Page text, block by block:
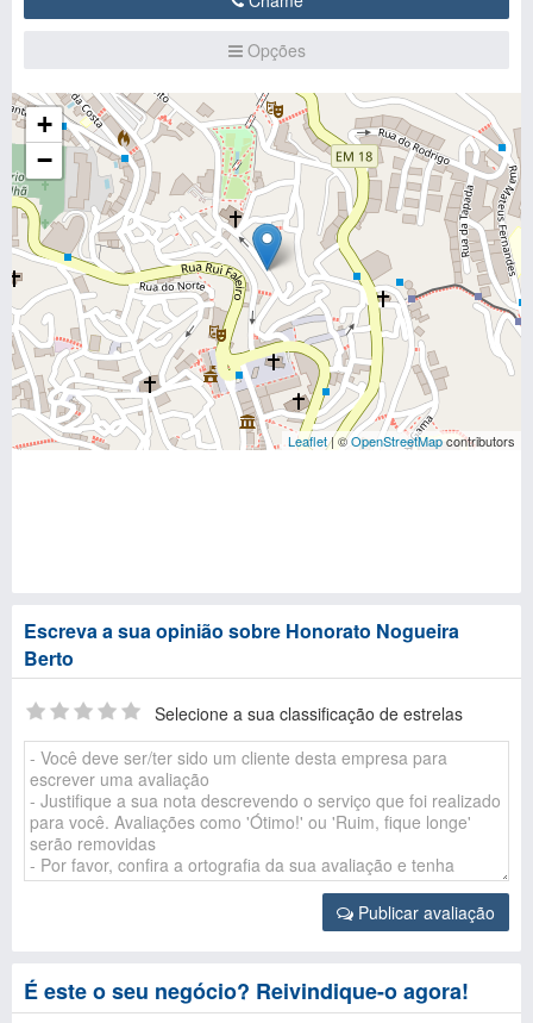
Opções
+
−
Leaflet| ©OpenStreetMapcontributors
Escreva a sua opinião sobre Honorato Nogueira
Berto
Selecione a sua classificação de estrelas
Publicar avaliação
É este o seu negócio? Reivindique-o agora!